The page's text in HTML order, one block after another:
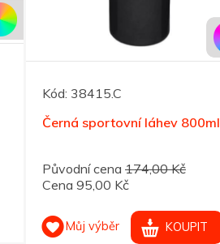
Kód: 38415.C
Černá sportovní láhev 800ml
Původní cena 174,00 Kč
Cena 95,00 Kč
Můj výběr KOUPIT